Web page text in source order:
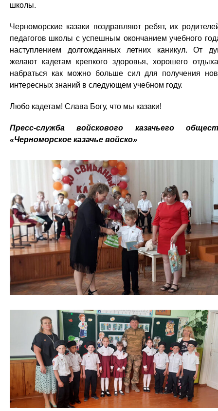
школы.
Черноморские казаки поздравляют ребят, их
педагогов школы с успешным окончанием учебного
наступлением долгожданных летних каникул. От
желают кадетам крепкого здоровья, хорошего
набраться как можно больше сил для получения
интересных знаний в следующем учебном году.
Любо кадетам! Слава Богу, что мы казаки!
Пресс-служба войскового казачьего
«Черноморское казачье войско»